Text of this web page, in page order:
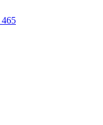
465